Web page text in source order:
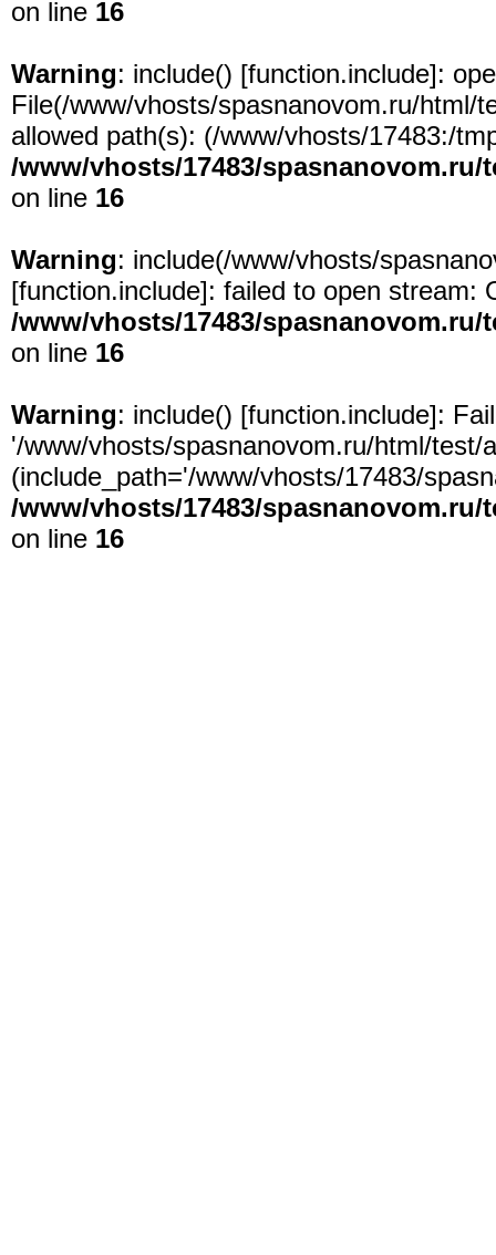
on line 16
Warning: include() [function.include]:
File(/www/vhosts/spasnanovom.ru/html/
allowed path(s): (/www/vhosts/17483:/
/www/vhosts/17483/
on line 16
Warning: include(/www/vhosts/
[function.include]: failed to open stream:
/www/vhosts/17483/
on line 16
Warning: include() [function.include]:
'/www/vhosts/spasnanovom.ru/html/
(include_path='/www/vhosts/17483/
/www/vhosts/17483/
on line 16